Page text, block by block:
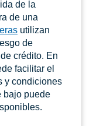
de la
de una
utilizan
de
crédito. En
facilitar el
y condiciones
bajo puede